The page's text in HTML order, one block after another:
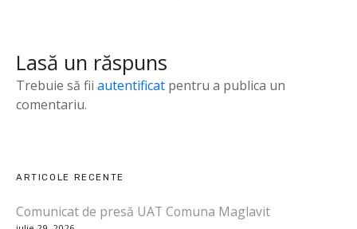
g
a
e
î
Lasă un răspuns
Trebuie să fii autentificat pentru a publica un
comentariu.
ARTICOLE RECENTE
Comunicat de presă UAT Comuna Maglavit